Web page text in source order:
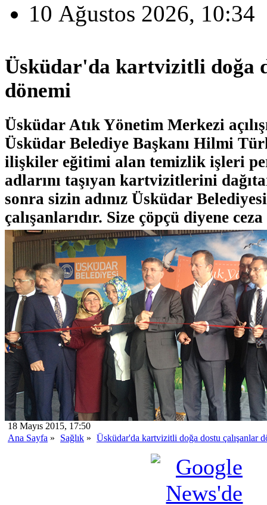
10 Ağustos 2026, 10:34
Üsküdar'da kartvizitli doğa
dönemi
Üsküdar Atık Yönetim Merkezi
Üsküdar Belediye Başkanı Hilmi
ilişkiler eğitimi alan temizlik işleri
adlarını taşıyan kartvizitlerini
sonra sizin adınız Üsküdar
çalışanlarıdır. Size çöpçü diyene
18 Mayıs 2015, 17:50
Ana Sayfa » Sağlık » Üsküdar'da kartvizitli doğa dostu çalışanlar